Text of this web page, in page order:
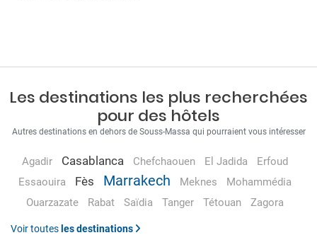
Les destinations les plus recherchées
pour des hôtels
Autres destinations en dehors de Souss-Massa qui pourraient vous intéresser
Agadir Casablanca Chefchaouen El Jadida
Erfoud
Essaouira
Fès Marrakech Meknes
Mohammédia
Ouarzazate
Rabat Saïdia Tanger Tétouan Zagora
Voir toutes les destinations